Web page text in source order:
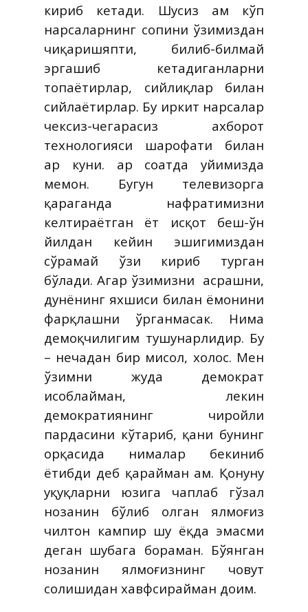
кириб кетади. Шусиз ҳам кўп
нарсаларнинг сопини ўзимиздан
чиқаришяпти, билиб-билмай
эргашиб кетадиганларни
топаётирлар, сийлиқлар билан
сийлаётирлар. Бу иркит нарсалар
чексиз-чегарасиз ахборот
технологияси шарофати билан
ҳар куни. ҳар соатда уйимизда
меҳмон. Бугун телевизорга
қараганда нафратимизни
келтираётган ёт исқот беш-ўн
йилдан кейин эшигимиздан
сўрамай ўзи кириб турган
бўлади. Агар ўзимизни асрашни,
дунёнинг яхшиси билан ёмонини
фарқлашни ўрганмасак. Нима
демоқчилигим тушунарлидир. Бу
– нечадан бир мисол, холос. Мен
ўзимни жуда демократ
ҳисоблайман, лекин
демократиянинг чиройли
пардасини кўтариб, қани бунинг
орқасида нималар бекиниб
ётибди деб қарайман ҳам. Қонуну
ҳуқуқларни юзига чаплаб гўзал
нозанин бўлиб олган ялмоғиз
чилтон кампир шу ёқда эмасми
деган шубҳага бораман. Бўянган
нозанин ялмоғизнинг човут
солишидан хавфсирайман доим.